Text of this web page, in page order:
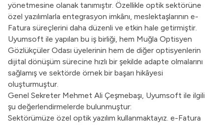
yönetmesine olanak tanımıştır. Özellikle optik sektörüne
özel yazılımlarla entegrasyon imkânı, meslektaşlarının e-
Fatura süreçlerini daha düzenli ve etkin hale getirmiştir.
Uyumsoft ile yapılan bu iş birliği, hem Muğla Optisyen
Gözlükçüler Odası üyelerinin hem de diğer optisyenlerin
dijital dönüşüm sürecine hızlı bir şekilde adapte olmalarını
sağlamış ve sektörde örnek bir başarı hikâyesi
oluşturmuştur.
Genel Sekreter Mehmet Ali Çeşmebaşı, Uyumsoft ile ilgili
şu değerlendirmelerde bulunmuştur:
Sektörümüze özel optik yazılım kullanmaktayız. e-Fatura